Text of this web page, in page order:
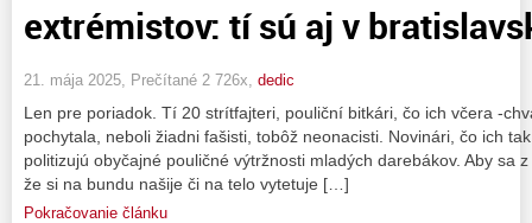
extrémistov: tí sú aj v
21. mája 2025, Prečítané 2 726x, dedic
Len pre poriadok. Tí 20 strítfajteri, pouliční bitkári, čo ich včera -
pochytala, neboli žiadni fašisti, tobôž neonacisti. Novinári, čo ich
politizujú obyčajné pouličné výtržnosti mladých darebákov. Aby sa
že si na bundu našije či na telo vytetuje […]
Pokračovanie článku